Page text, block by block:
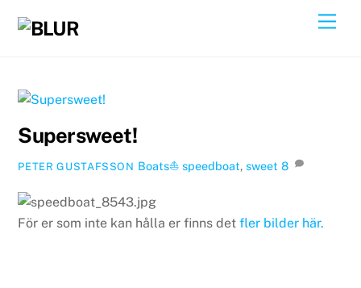
Supersweet!
PETER GUSTAFSSON Boats⛵️ speedboat, sweet 8
För er som inte kan hålla er finns detfler bilder här.